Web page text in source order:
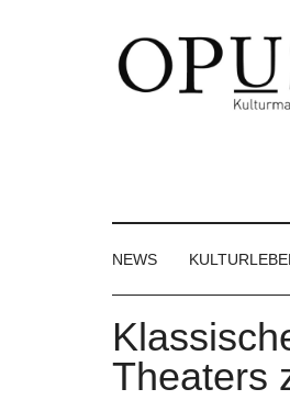
Großregion
NEWS
Theaters